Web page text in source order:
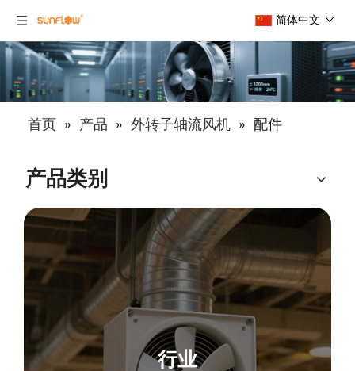
简体中文
首页 » 产品 » 外转子轴流风机 » 配件
产品类别
行业